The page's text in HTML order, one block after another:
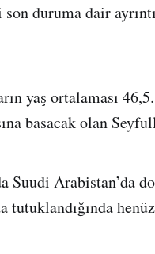
duruma dair
yaş ortalaması
basacak olan
Suudi Arabistan’da
henüz